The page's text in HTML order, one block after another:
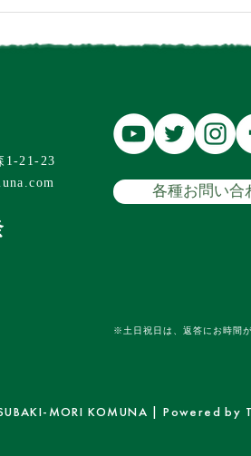
オープン！
1-21-23
各種お問い合
※土日祝日は、返答にお時間
MORI KOMUNA | Powered by